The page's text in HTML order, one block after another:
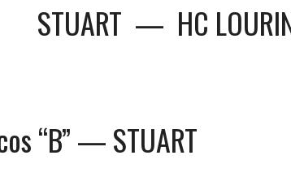
STUART — HC
“B” — STUART